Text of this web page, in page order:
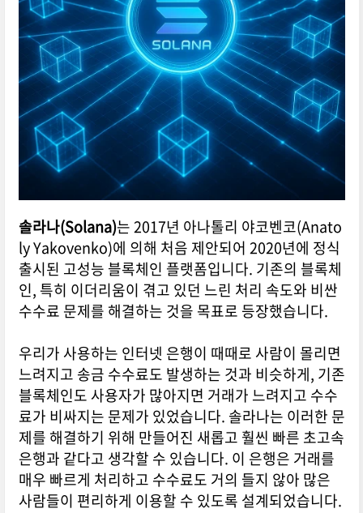
솔라나(Solana)는 2017년 아나톨리 야코벤코(Anato
ly Yakovenko)에 의해 처음 제안되어 2020년에 정식
출시된 고성능 블록체인 플랫폼입니다. 기존의 블록체
인, 특히 이더리움이 겪고 있던 느린 처리 속도와 비싼
수수료 문제를 해결하는 것을 목표로 등장했습니다.
우리가 사용하는 인터넷 은행이 때때로 사람이 몰리면
느려지고 송금 수수료도 발생하는 것과 비슷하게, 기존
블록체인도 사용자가 많아지면 거래가 느려지고 수수
료가 비싸지는 문제가 있었습니다. 솔라나는 이러한 문
제를 해결하기 위해 만들어진 새롭고 훨씬 빠른 초고속
은행과 같다고 생각할 수 있습니다. 이 은행은 거래를
매우 빠르게 처리하고 수수료도 거의 들지 않아 많은
사람들이 편리하게 이용할 수 있도록 설계되었습니다.